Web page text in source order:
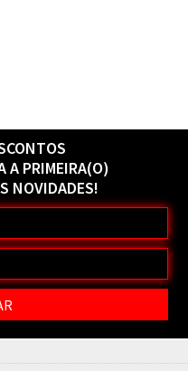
A PRIMEIRA(O)
NOVIDADES!